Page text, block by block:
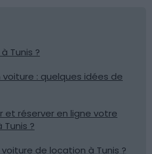
Tunis ?
voiture : quelques idées de
réserver en ligne votre
?
de location à Tunis ?